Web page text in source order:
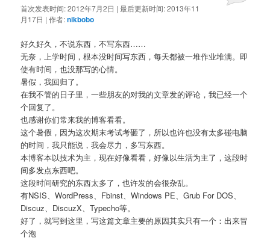
首次发表时间:2012年7月2日 |最后更新时间:2013年11
月17日 |作者:nikbobo
好久好久，不说东西，不写东西……
无奈，上学时间，根本没时间写东西，每天都被一堆作业堆满。即
使有时间，也没那写的心情。
暑假，我回归了。
在我不管的日子里，一些朋友的对我的文章发的评论，我已经一个
个回复了。
也感谢你们常来我的博客看看。
这个暑假，因为这次期末考试考砸了，所以也许也没有太多碰电脑
的时间，我只能说，我会尽力，多写东西。
本博客本以技术为主，现在好像看看，好像以生活为主了，这段时
间多发点东西吧。
这段时间研究的东西太多了，也许发的会很杂乱。
有NSIS、WordPress、Fbinst、Windows PE、Grub For DOS、
Discuz、DiscuzX、Typecho等。
好了，就写到这里，写这篇文章主要的原因其实只有一个：出来冒
个泡